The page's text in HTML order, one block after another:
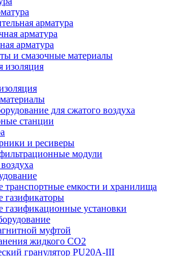
арматура
арматура
арматура
и смазочные материалы
изоляция
для сжатого воздуха
станции
и ресиверы
модули
транспортные емкости и хранилища
газификаторы
газификационные установки
муфтой
жидкого CO2
гранулятор PU20A-III